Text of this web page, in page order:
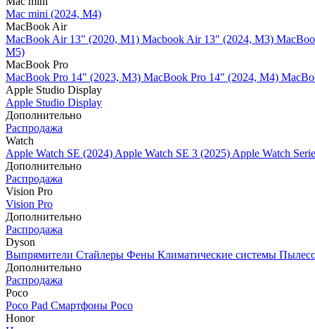
Mac mini (2024, M4)
MacBook Air
MacBook Air 13" (2020, M1) Macbook Air 13" (2024, M3)
M5)
MacBook Pro
MacBook Pro 14" (2023, M3) MacBook Pro 14″ (2024, M4)
Apple Studio Display
Apple Studio Display
Дополнительно
Распродажа
Watch
Apple Watch SE (2024) Apple Watch SE 3 (2025) Apple Watch
Дополнительно
Распродажа
Vision Pro
Vision Pro
Дополнительно
Распродажа
Dyson
Выпрямители Стайлеры Фены Климатические системы
Дополнительно
Распродажа
Poco
Poco Pad Смартфоны Poco
Honor